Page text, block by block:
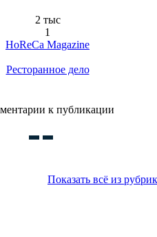
2 тыс
1
HoReCa Magazine
Ресторанное дело
к публикации
Показать всё из